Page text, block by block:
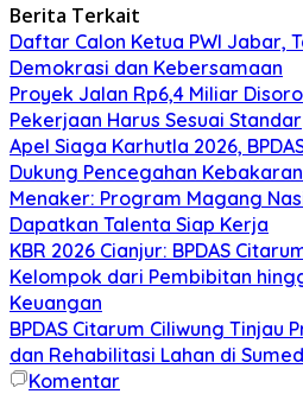
Berita Terkait
Daftar Calon Ketua PWI Jabar,
Demokrasi dan Kebersamaan
Proyek Jalan Rp6,4 Miliar
Pekerjaan Harus Sesuai Standar
Apel Siaga Karhutla 2026,
Dukung Pencegahan
Menaker: Program Magang
Dapatkan Talenta Siap Kerja
KBR 2026 Cianjur: BPDAS
Kelompok dari Pembibitan
Keuangan
BPDAS Citarum Ciliwung Tinjau
dan Rehabilitasi Lahan di
Komentar